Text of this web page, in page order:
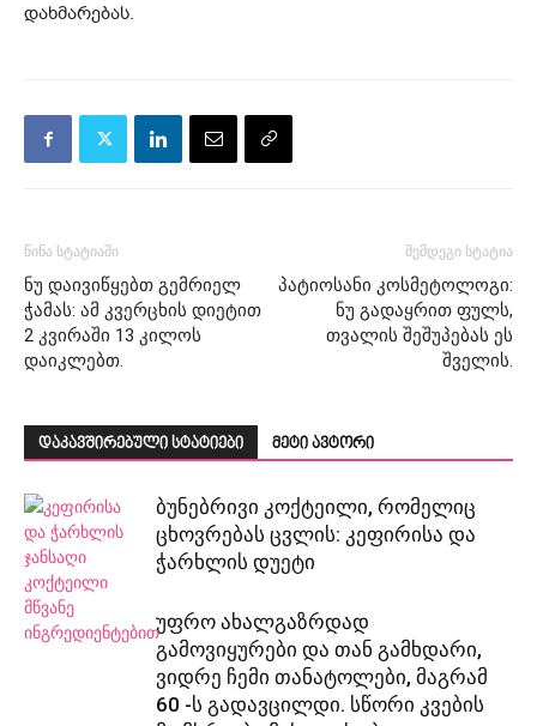
დახმარებას.
წინა სტატიაში
ნუ დაივიწყებთ გემრიელ
ჭამას: ამ კვერცხის დიეტით
2 კვირაში 13 კილოს
დაიკლებთ.
შემდეგი სტატია
პატიოსანი კოსმეტოლოგი:
ნუ გადაყრით ფულს,
თვალის შეშუპებას ეს
შველის.
დაკავშირებული სტატიები მეტი ავტორი
ბუნებრივი კოქტეილი, რომელიც
ცხოვრებას ცვლის: კეფირისა და
ჭარხლის დუეტი
უფრო ახალგაზრდად
გამოვიყურები და თან გამხდარი,
ვიდრე ჩემი თანატოლები, მაგრამ
60 -ს გადავცილდი. სწორი კვების